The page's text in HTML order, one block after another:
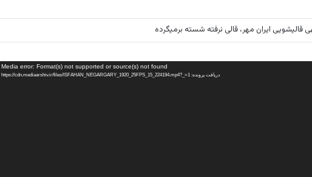
قالیشویی ایران مهر، قالی نرفته شسته برمیگرده
Media error: Format(s) not supported or source(s) not found
دریافت پرونده: https://cdn.mediaarshiv.ir/files/ISFAHAN_NEGARGARY_1920_25FPS_15_224194.mp4?_=1